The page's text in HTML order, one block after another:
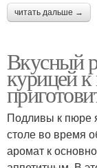
читать дальше →
Вкусный
курицей
Подливы к пюре
столе во время
аромат к